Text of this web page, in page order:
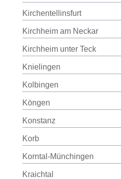
Kirchentellinsfurt
Kirchheim am Neckar
Kirchheim unter Teck
Knielingen
Kolbingen
Köngen
Konstanz
Korb
Korntal-Münchingen
Kraichtal